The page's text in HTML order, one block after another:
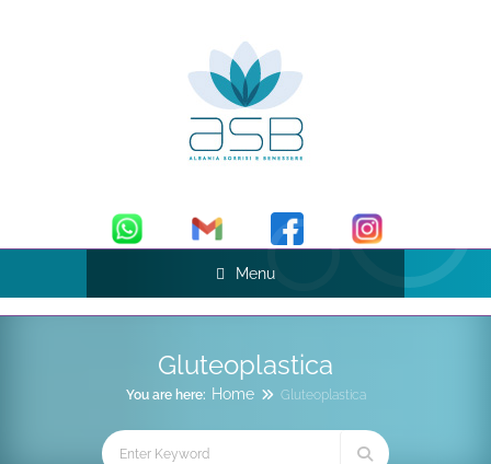
Menu
Gluteoplastica
You are here: Home Gluteoplastica